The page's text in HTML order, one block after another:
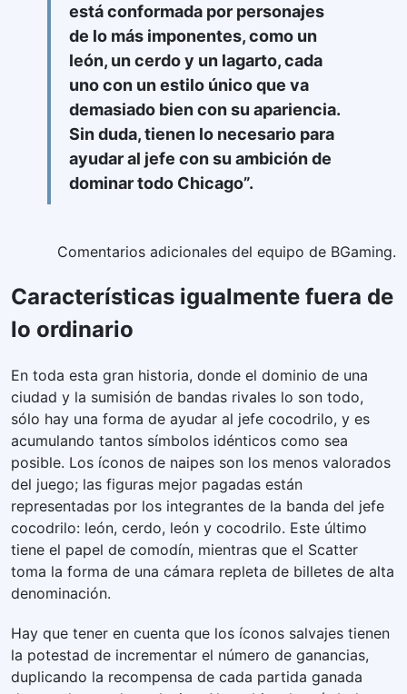
está conformada por personajes
de lo más imponentes, como un
león, un cerdo y un lagarto, cada
uno con un estilo único que va
demasiado bien con su apariencia.
Sin duda, tienen lo necesario para
ayudar al jefe con su ambición de
dominar todo Chicago”.
Comentarios adicionales del equipo de BGaming.
Características igualmente fuera de
lo ordinario
En toda esta gran historia, donde el dominio de una
ciudad y la sumisión de bandas rivales lo son todo,
sólo hay una forma de ayudar al jefe cocodrilo, y es
acumulando tantos símbolos idénticos como sea
posible. Los íconos de naipes son los menos valorados
del juego; las figuras mejor pagadas están
representadas por los integrantes de la banda del jefe
cocodrilo: león, cerdo, león y cocodrilo. Este último
tiene el papel de comodín, mientras que el Scatter
toma la forma de una cámara repleta de billetes de alta
denominación.
Hay que tener en cuenta que los íconos salvajes tienen
la potestad de incrementar el número de ganancias,
duplicando la recompensa de cada partida ganada